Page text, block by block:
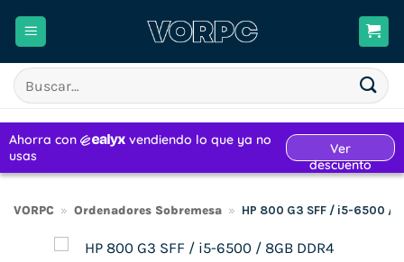
Buscar
por:
VORPC » Ordenadores Sobremesa » HP 800 G3 SFF / i5-6500 /